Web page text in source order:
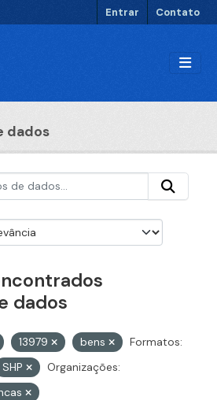
Entrar Contato
dados
dados
13979 bens
Formatos:
SHP
Organizações: